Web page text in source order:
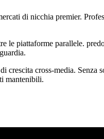
di nicchia premier.
le piattaforme parallele.
crescita cross-media.
mantenibili.